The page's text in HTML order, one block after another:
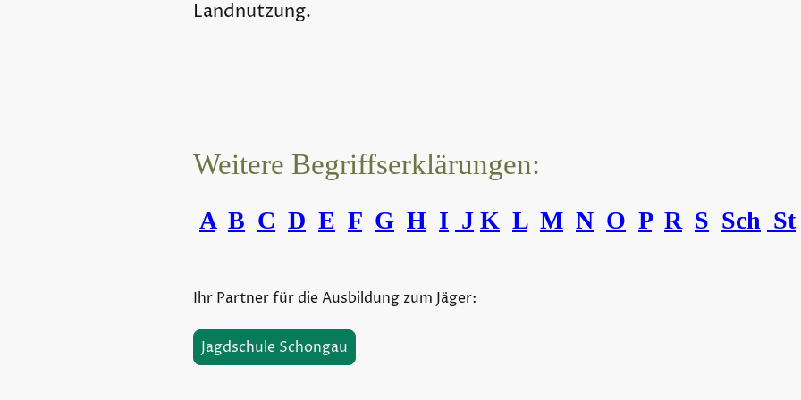
Landnutzung.
Weitere Begriffserklärungen:
A B C D E F G H I J K L M N O P R S Sch St
Ihr Partner für die Ausbildung zum Jäger:
Jagdschule Schongau